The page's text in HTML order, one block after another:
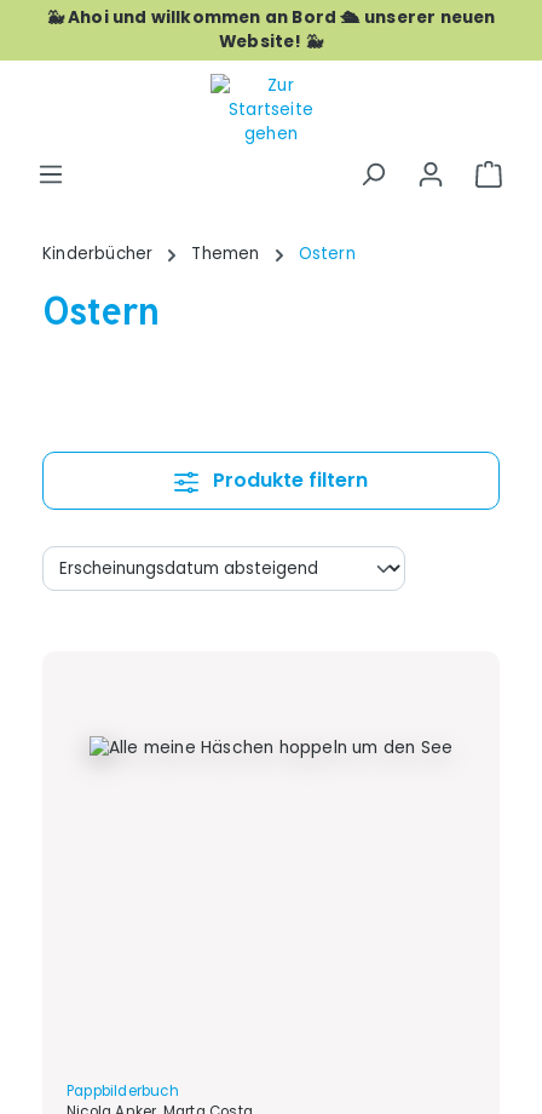
Zum Hauptinhalt springen
🐳 Ahoi und willkommen an Bord 🛳️ unserer neuen
Website! 🐳
Kinderbücher Themen Ostern
Ostern
Produkte filtern
Pappbilderbuch